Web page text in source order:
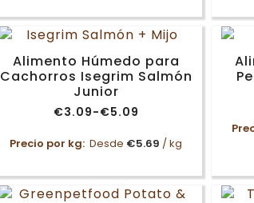
Alimento Húmedo para
Cachorros Isegrim Salmón
Junior
€3.09-€5.09
Rango
precios:
hasta
€5.09
Precio por kg: Desde €5.69 / kg